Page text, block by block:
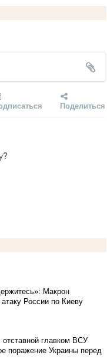
Поделиться
Макрон
России по Киеву
главком ВСУ
поражение Украины перед